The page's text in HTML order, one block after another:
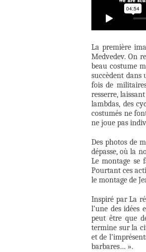
La première
Medvedev. On
beau costume
succèdent dans
fois de
resserre,
lambdas, des
costumés ne
ne joue pas
Des photos de
dépasse, où la
Le montage se
Pourtant ces
le montage de
Inspiré par La
l’une des idées
peut être que
termine sur la
et de
barbares… ».